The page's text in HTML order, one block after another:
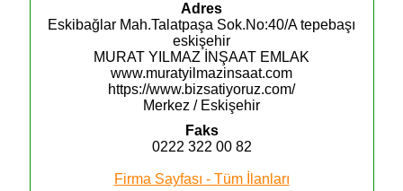
Adres
Eskibağlar Mah.Talatpaşa Sok.No:40/A tepebaşı
eskişehir
MURAT YILMAZ İNŞAAT EMLAK
www.muratyilmazinsaat.com
https://www.bizsatiyoruz.com/
Merkez / Eskişehir
Faks
0222 322 00 82
Firma Sayfası - Tüm İlanları